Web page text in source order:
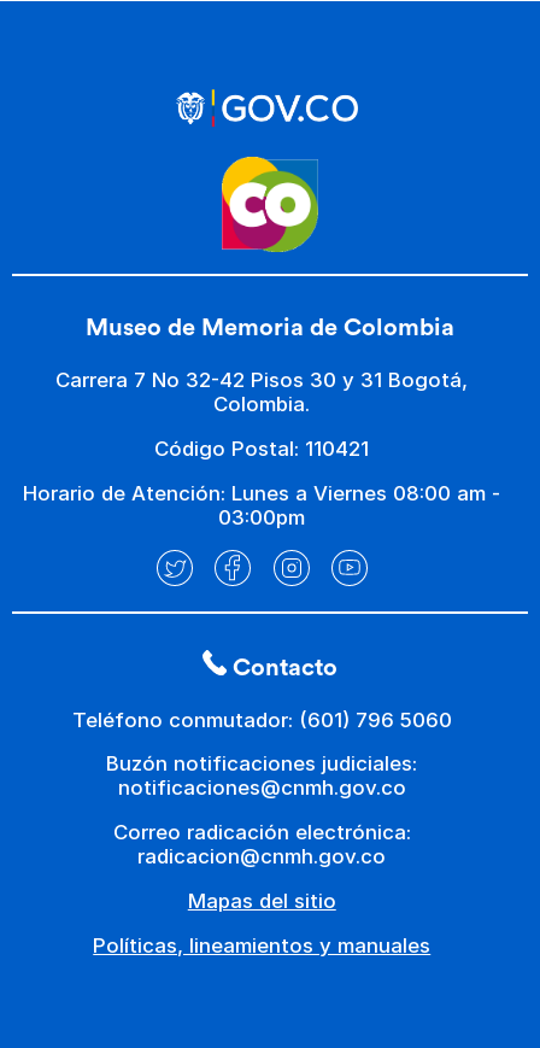
Museo de Memoria de Colombia
Carrera 7 No 32-42 Pisos 30 y 31 Bogotá,
Colombia.
Código Postal: 110421
Horario de Atención: Lunes a Viernes 08:00 am -
03:00pm
Contacto
Teléfono conmutador: (601) 796 5060
Buzón notificaciones judiciales:
notificaciones@cnmh.gov.co
Correo radicación electrónica:
radicacion@cnmh.gov.co
Mapas del sitio
Políticas, lineamientos y manuales